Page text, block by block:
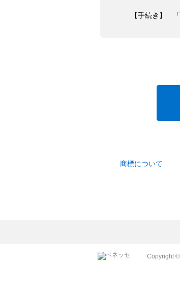
【手続き】
商標について
Copyright